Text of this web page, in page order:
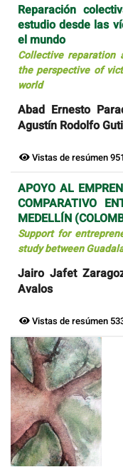
Reparación
estudio desde las
el mundo
Collective reparation
the perspective of
world
Abad Ernesto
Agustín Rodolfo
Vistas de resúmen
APOYO AL
COMPARATIVO
MEDELLÍN
Support for
study between
Jairo Jafet
Avalos
Vistas de resúmen